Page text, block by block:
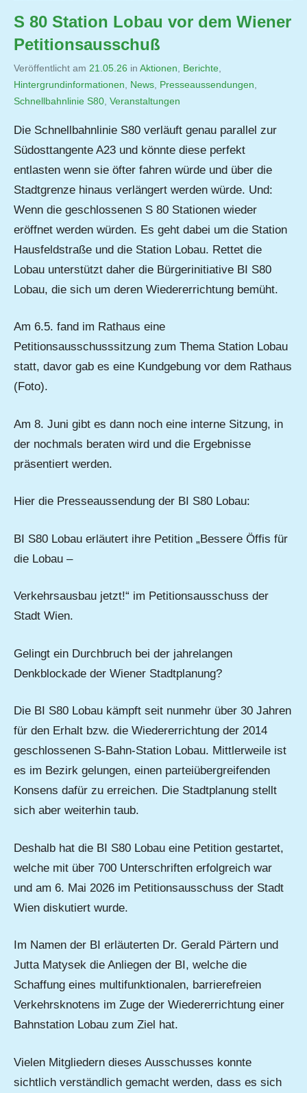
S 80 Station Lobau vor dem Wiener
Petitionsausschuß
Veröffentlicht am 21.05.26 von
Jutta
Matysek
in Aktionen Berichte
Hintergrundinformationen
News Presseaussendungen
Schnellbahnlinie S80 Veranstaltungen
Die Schnellbahnlinie S80 verläuft genau parallel zur
Südosttangente A23 und könnte diese perfekt
entlasten wenn sie öfter fahren würde und über die
Stadtgrenze hinaus verlängert werden würde. Und:
Wenn die geschlossenen S 80 Stationen wieder
eröffnet werden würden. Es geht dabei um die Station
Hausfeldstraße und die Station Lobau. Rettet die
Lobau unterstützt daher die Bürgerinitiative BI S80
Lobau, die sich um deren Wiedererrichtung bemüht.
Am 6.5. fand im Rathaus eine
Petitionsausschusssitzung zum Thema Station Lobau
statt, davor gab es eine Kundgebung vor dem Rathaus
(Foto).
Am 8. Juni gibt es dann noch eine interne Sitzung, in
der nochmals beraten wird und die Ergebnisse
präsentiert werden.
Hier die Presseaussendung der BI S80 Lobau:
BI S80 Lobau erläutert ihre Petition „Bessere Öffis für
die Lobau –
Verkehrsausbau jetzt!“ im Petitionsausschuss der
Stadt Wien.
Gelingt ein Durchbruch bei der jahrelangen
Denkblockade der Wiener Stadtplanung?
Die BI S80 Lobau kämpft seit nunmehr über 30 Jahren
für den Erhalt bzw. die Wiedererrichtung der 2014
geschlossenen S-Bahn-Station Lobau. Mittlerweile ist
es im Bezirk gelungen, einen parteiübergreifenden
Konsens dafür zu erreichen. Die Stadtplanung stellt
sich aber weiterhin taub.
Deshalb hat die BI S80 Lobau eine Petition gestartet,
welche mit über 700 Unterschriften erfolgreich war
und am 6. Mai 2026 im Petitionsausschuss der Stadt
Wien diskutiert wurde.
Im Namen der BI erläuterten Dr. Gerald Pärtern und
Jutta Matysek die Anliegen der BI, welche die
Schaffung eines multifunktionalen, barrierefreien
Verkehrsknotens im Zuge der Wiedererrichtung einer
Bahnstation Lobau zum Ziel hat.
Vielen Mitgliedern dieses Ausschusses konnte
sichtlich verständlich gemacht werden, dass es sich